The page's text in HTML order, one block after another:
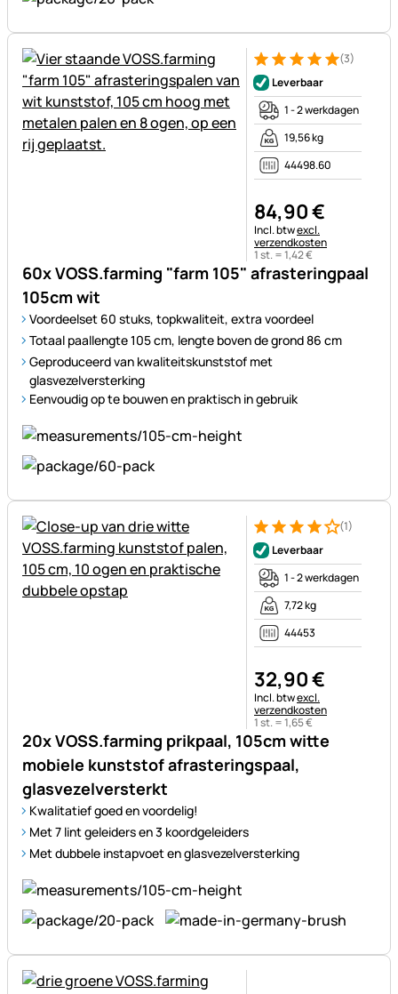
60x VOSS.farming "farm 105" afrasteringpaal
105cm wit
Voordeelset 60 stuks, topkwaliteit, extra voordeel
Totaal paallengte 105 cm, lengte boven de grond 86 cm
Geproduceerd van kwaliteitskunststof met
glasvezelversterking
Eenvoudig op te bouwen en praktisch in gebruik
Beoordeling: 5 van 5 (3
3 Bewertungen
(3)
Leverbaar
1 - 2 werkdagen
19,56 kg
44498.60
84,90€
Belastinginformatie:
Incl. btwexcl.
verzendkosten
1 st. =1,42€
20x VOSS.farming prikpaal, 105cm witte
mobiele kunststof afrasteringspaal,
glasvezelversterkt
Kwalitatief goed en voordelig!
Met 7 lint geleiders en 3 koordgeleiders
Met dubbele instapvoet en glasvezelversterking
Beoordeling: 4 van 5 (1
1 Bewertung
(1)
Leverbaar
1 - 2 werkdagen
7,72 kg
44453
32,90€
Belastinginformatie:
Incl. btwexcl.
verzendkosten
1 st. =1,65€